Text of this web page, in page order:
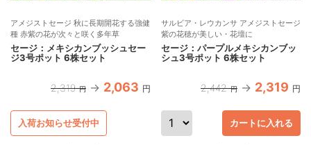
アメジストセージ 秋に長期開花する強健
種 赤紫の花が次々と咲く多年草
セージ：メキシカンブッシュセー
ジ3号ポット 6株セット
2,319 円 2,063 円
入荷お知らせ受付中
サルビア・レウカンサ アメジストセージ
紫の花穂が美しい・花壇に
セージ：パープルメキシカンブッ
シュ3号ポット 6株セット
2,442 円 2,319 円
カートに入れる